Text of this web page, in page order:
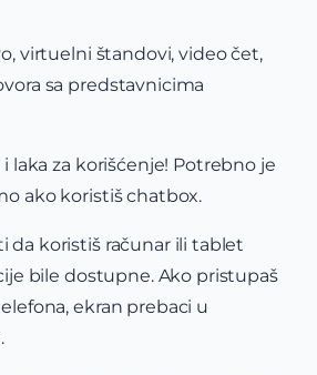
virtuelni štandovi, video čet,
sa predstavnicima
laka za korišćenje! Potrebno je
ako koristiš chatbox.
da koristiš računar ili tablet
bile dostupne. Ako pristupaš
ekran prebaci u